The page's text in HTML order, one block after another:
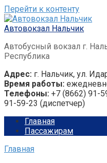
Перейти к контенту
Автовокзал Нальчик
Автобусный вокзал г.
Республика
Адрес: г. Нальчик, ул.
Время работы:
Телефоны: +7 (8662) 91-
91-59-23 (диспетчер)
Главная
Пассажирам
Главная